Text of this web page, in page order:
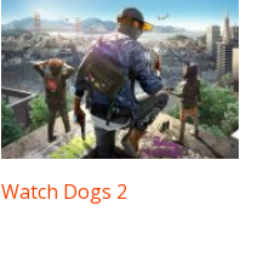
Watch Dogs 2